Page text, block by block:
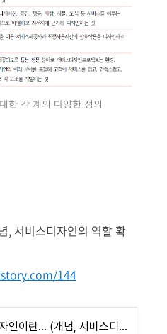
한 각 계의 다양한 정의
, 서비스디자인의 역할 확
144
서비스디자인이란... (개념, 서비스디자인의 역할 확장, 국내외 동향, 주목할 만한 나라, 기관 등)